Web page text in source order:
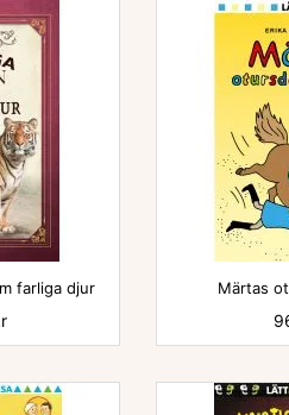
farliga djur Märtas